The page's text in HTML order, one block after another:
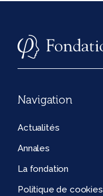
Navigation
Actualités
Annales
La fondation
Politique de cookies